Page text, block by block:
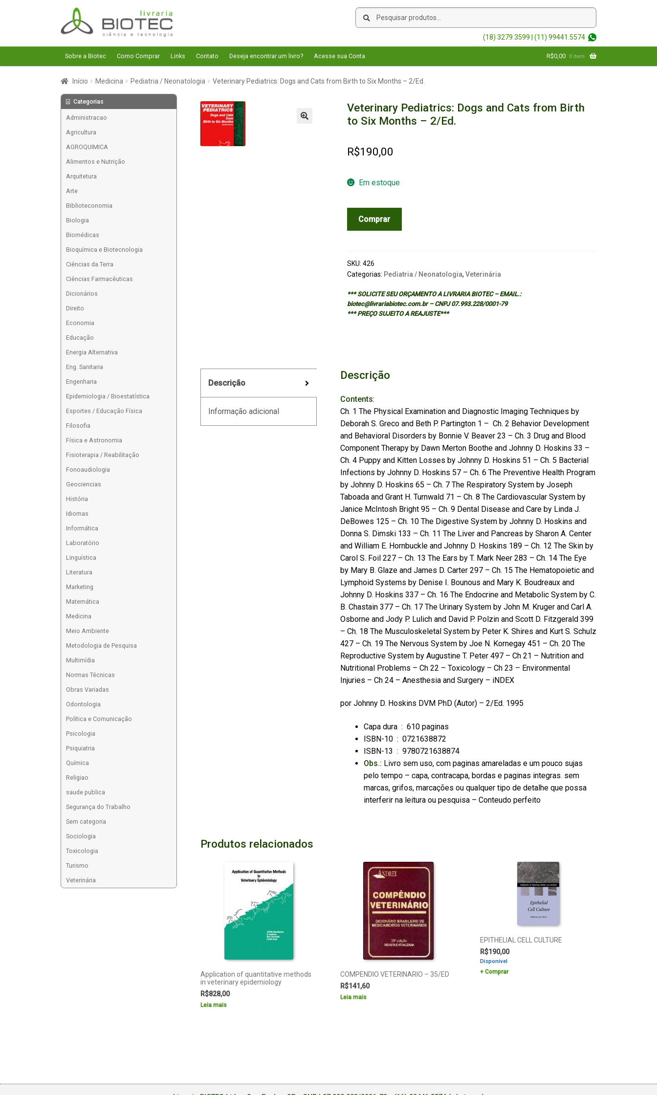
Pular
para
navegação
Pular
para
o
conteúdo
Pesquisar
Pesquisar
(18) 3279.3599 | (11) 99441.5574
Sobre a Biotec Como Comprar Links Contato Deseja encontrar um livro? Acesse sua Conta R$0,00 0 item
Início Medicina Pediatria / Neonatologia Veterinary Pediatrics: Dogs and Cats from Birth to Six Months – 2/Ed.
Veterinary Pediatrics: Dogs and Cats from Birth
to Six Months – 2/Ed.
R$190,00
Em estoque
Pediatrics:
Cats
from
to
Six
Comprar
SKU: 426
Categorias: Pediatria / Neonatologia, Veterinária
*** SOLICITE SEU ORÇAMENTO A LIVRARIA BIOTEC – EMAIL.:
biotec@livrariabiotec.com.br – CNPJ 07.993.228/0001-79
*** PREÇO SUJEITO A REAJUSTE***
Descrição
Informação adicional
Descrição
Contents:
Ch. 1 The Physical Examination and Diagnostic Imaging Techniques by
Deborah S. Greco and Beth P. Partington 1 – Ch. 2 Behavior Development
and Behavioral Disorders by Bonnie V. Beaver 23 – Ch. 3 Drug and Blood
Component Therapy by Dawn Merton Boothe and Johnny D. Hoskins 33 –
Ch. 4 Puppy and Kitten Losses by Johnny D. Hoskins 51 – Ch. 5 Bacterial
Infections by Johnny D. Hoskins 57 – Ch. 6 The Preventive Health Program
by Johnny D. Hoskins 65 – Ch. 7 The Respiratory System by Joseph
Taboada and Grant H. Turnwald 71 – Ch. 8 The Cardiovascular System by
Janice McIntosh Bright 95 – Ch. 9 Dental Disease and Care by Linda J.
DeBowes 125 – Ch. 10 The Digestive System by Johnny D. Hoskins and
Donna S. Dimski 133 – Ch. 11 The Liver and Pancreas by Sharon A. Center
and William E. Hornbuckle and Johnny D. Hoskins 189 – Ch. 12 The Skin by
Carol S. Foil 227 – Ch. 13 The Ears by T. Mark Neer 283 – Ch. 14 The Eye
by Mary B. Glaze and James D. Carter 297 – Ch. 15 The Hematopoietic and
Lymphoid Systems by Denise I. Bounous and Mary K. Boudreaux and
Johnny D. Hoskins 337 – Ch. 16 The Endocrine and Metabolic System by C.
B. Chastain 377 – Ch. 17 The Urinary System by John M. Kruger and Carl A.
Osborne and Jody P. Lulich and David P. Polzin and Scott D. Fitzgerald 399
– Ch. 18 The Musculoskeletal System by Peter K. Shires and Kurt S. Schulz
427 – Ch. 19 The Nervous System by Joe N. Kornegay 451 – Ch. 20 The
Reproductive System by Augustine T. Peter 497 – Ch 21 – Nutrition and
Nutritional Problems – Ch 22 – Toxicology – Ch 23 – Environmental
Injuries – Ch 24 – Anesthesia and Surgery – iNDEX
por Johnny D. Hoskins DVM PhD (Autor) – 2/Ed. 1995
Capa dura ‏ : ‎ 610 paginas
ISBN-10 ‏ : ‎ 0721638872
ISBN-13 ‏ : ‎ 9780721638874
Obs.: Livro sem uso, com paginas amareladas e um pouco sujas
pelo tempo – capa, contracapa, bordas e paginas integras. sem
marcas, grifos, marcações ou qualquer tipo de detalhe que possa
interferir na leitura ou pesquisa – Conteudo perfeito
Produtos relacionados
Application of quantitative methods
in veterinary epidemiology
R$828,00
Leia mais
COMPENDIO VETERINARIO – 35/ED
R$141,60
Leia mais
EPITHELIAL CELL CULTURE
R$190,00
Disponível
Comprar
Categorias
Administracao
Agricultura
AGROQUIMICA
Alimentos e Nutrição
Arquitetura
Arte
Biblioteconomia
Biologia
Biomédicas
Bioquímica e Biotecnologia
Ciências da Terra
Ciências Farmacêuticas
Dicionários
Direito
Economia
Educação
Energia Alternativa
Eng. Sanitaria
Engenharia
Epidemiologia / Bioestatística
Esportes / Educação Física
Filosofia
Física e Astronomia
Fisioterapia / Reabilitação
Fonoaudiologia
Geociencias
História
Idiomas
Informática
Laboratório
Linguística
Literatura
Marketing
Matemática
Medicina
Meio Ambiente
Metodologia de Pesquisa
Multimídia
Normas Técnicas
Obras Variadas
Odontologia
Política e Comunicação
Psicologia
Psiquiatria
Química
Religiao
saude publica
Segurança do Trabalho
Sem categoria
Sociologia
Toxicologia
Turismo
Veterinária